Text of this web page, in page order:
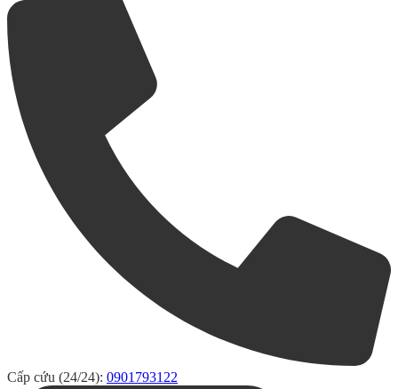
Cấp cứu (24/24): 0901793122